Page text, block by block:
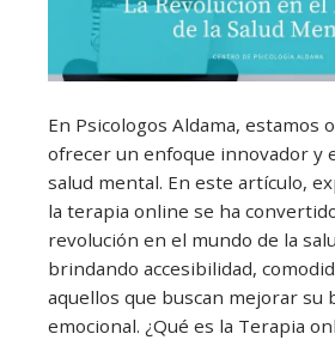
En Psicologos Aldama, estamos
ofrecer un enfoque innovador y
salud mental. En este artículo,
la terapia online se ha
revolución en el mundo de la
brindando accesibilidad,
aquellos que buscan mejorar su
emocional. ¿Qué es la Terapia